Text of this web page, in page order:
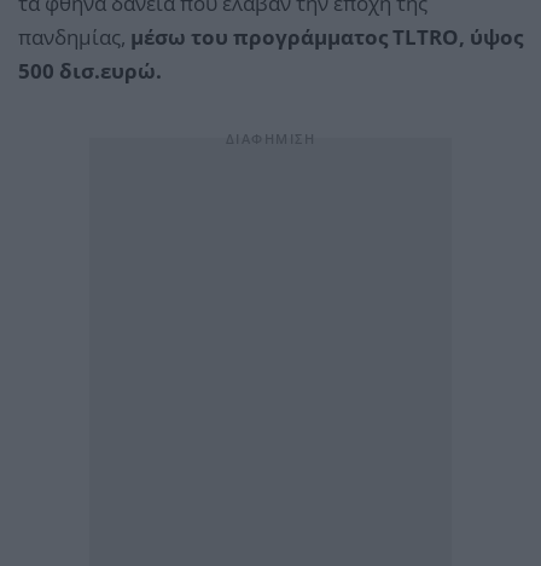
πανδημίας, μέσω του προγράμματος ΤLTRO, ύψος
500 δισ.ευρώ.